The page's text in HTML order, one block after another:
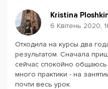
Kristina
6 Квітень 2020,
Отходила на курсы два
результатом. Сначала
сейчас спокойно
много практики - на
почти весь урок.